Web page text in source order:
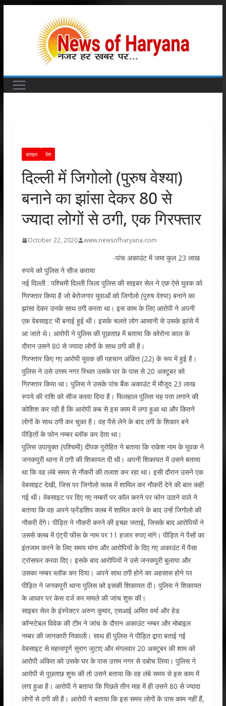
क्राइम देश
दिल्ली में जिगोलो (पुरुष वेश्या)
बनाने का झांसा देकर 80 से
ज्यादा लोगों से ठगी, एक गिरफ्तार
October 22, 2020 www.newsofharyana.com
-पांच अकाउंट में जमा कुल 23 लाख
रुपये को पुलिस ने सीज कराया
नई दिल्ली : पश्चिमी दिल्ली जिला पुलिस की साइबर सेल ने एक ऐसे युवक को
गिरफ्तार किया है जो बेरोजगार युवाओं को जिगोलो (पुरुष वेश्या) बनाने का
झांसा देकर उनके साथ ठगी करता था। इस काम के लिए आरोपी ने अपनी
एक वेबसाइट भी बनाई हुई थी। इसके चलते लोग आसानी से उसके झांसे में
आ जाते थे। आरोपी ने पुलिस की पूछताछ में बताया कि कोरोना काल के
दौरान उसने 80 से ज्यादा लोगों के साथ ठगी की है।
गिरफ्तार किए गए आरोपी युवक की पहचान अंकित (22) के रूप में हुई है।
पुलिस ने उसे उत्तम नगर स्थित उसके घर के पास से 20 अक्टूबर को
गिरफ्तार किया था। पुलिस ने उसके पांच बैंक अकाउंट में मौजूद 23 लाख
रुपये की राशि को सीज करवा दिया है। फिलहाल पुलिस यह पता लगाने की
कोशिश कर रही है कि आरोपी कब से इस काम में लगा हुआ था और कितने
लोगों के साथ ठगी कर चुका है। वह पैसे लेने के बाद ठगी के शिकार बने
पीड़ितों के फोन नम्बर ब्लॉक कर देता था।
पुलिस उपायुक्त (पश्चिमी) दीपक पुरोहित ने बताया कि राकेश नाम के युवक ने
जनकपुरी थाना में ठगी की शिकायत दी थी। अपनी शिकायत में उसने बताया
था कि वह लंबे समय से नौकरी की तलाश कर रहा था। इसी दौरान उसने एक
वेबसाइट देखी, जिस पर जिगोलो क्लब में शामिल कर नौकरी देने की बात कही
गई थी। वेबसाइट पर दिए गए नम्बरों पर कॉल करने पर फोन उठाने वाले ने
बताया कि वह अपने फ्रेंडशिप क्लब में शामिल करने के बाद उन्हें जिगोलो की
नौकरी देंगे। पीड़ित ने नौकरी करने की इच्छा जताई, जिसके बाद आरोपियों ने
उससे क्लब में एंट्री फीस के नाम पर 11 हजार रुपए मांगे। पीड़ित ने पैसों का
इंतजाम करने के लिए समय मांगा और आरोपियों के दिए गए अकाउंट में पैसा
ट्रांसफर करवा दिए। इसके बाद आरोपियों ने उसे जनकपुरी बुलाया और
उसका नम्बर ब्लॉक कर दिया। अपने साथ ठगी होने का अहसास होने पर
पीड़ित ने जनकपुरी थाना पुलिस को इसकी शिकायत दी। पुलिस ने शिकायत
के आधार पर केस दर्ज कर मामले की जांच शुरू की।
साइबर सेल के इंस्पेक्टर अरुण कुमार, एसआई अमित वर्मा और हेड
कॉन्स्टेबल विवेक की टीम ने जांच के दौरान अकाउंट नम्बर और मोबाइल
नम्बर की जानकारी निकाली। साथ ही पुलिस ने पीड़ित द्वारा बताई गई
वेबसाइट से महत्वपूर्ण सुराग जुटाए और मंगलवार 20 अक्टूबर की शाम को
आरोपी अंकित को उसके घर के पास उत्तम नगर से दबोच लिया। पुलिस ने
आरोपी से पूछताछ शुरू की तो उसने बताया कि वह लंबे समय से इस काम में
लगा हुआ है। आरोपी ने बताया कि पिछले तीन माह में ही उसने 80 से ज्यादा
लोगों से ठगी की है। आरोपी ने बताया कि इस समय लोगों के पास काम नहीं हैं,